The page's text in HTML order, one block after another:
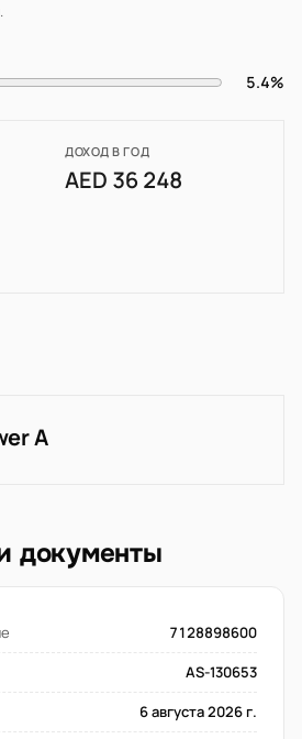
5.4%
ДОХОД В ГОД
AED 36 248
A
документы
7128898600
AS-130653
6 августа 2026 г.